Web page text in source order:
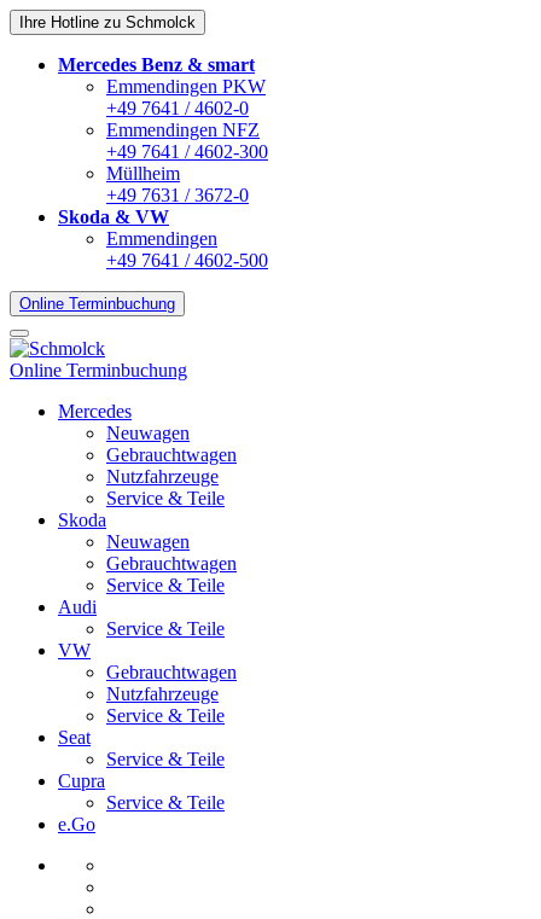
Ihre Hotline zu Schmolck
Mercedes Benz & smart
Emmendingen PKW
+49 7641 / 4602-0
Emmendingen NFZ
+49 7641 / 4602-300
Müllheim
+49 7631 / 3672-0
Skoda & VW
Emmendingen
+49 7641 / 4602-500
Online Terminbuchung
Online Terminbuchung
Mercedes
Neuwagen
Gebrauchtwagen
Nutzfahrzeuge
Service & Teile
Skoda
Neuwagen
Gebrauchtwagen
Service & Teile
Audi
Service & Teile
VW
Gebrauchtwagen
Nutzfahrzeuge
Service & Teile
Seat
Service & Teile
Cupra
Service & Teile
e.Go